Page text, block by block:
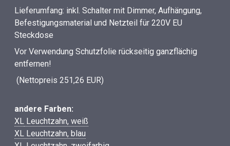
Lieferumfang: inkl. Schalter mit Dimmer, Aufhängung,
Befestigungsmaterial und Netzteil für 220V EU
Steckdose
Vor Verwendung Schutzfolie rückseitig ganzflächig
entfernen!
(Nettopreis 251,26 EUR)
andere Farben:
XL Leuchtzahn, weiß
XL Leuchtzahn, blau